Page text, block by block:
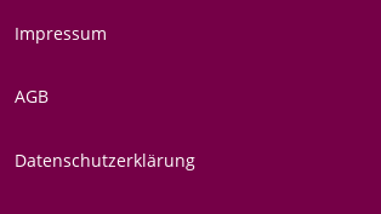
Impressum
AGB
Datenschutzerklärung